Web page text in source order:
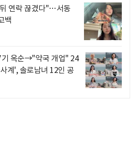
연락 끊겼다"…서동
백
기 옥순→"약국 개업" 24
계', 솔로남녀 12인 공